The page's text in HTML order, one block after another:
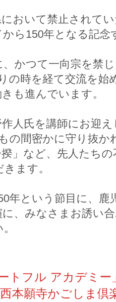
おいて禁止されて
ら150年となる記念
かつて一向宗を禁
の時を経て交流を始
も進んでいます。
人氏を講師にお迎
の間密かに守り抜か
」など、先人たち
ます。
年という節目に、鹿
、みなさまお誘い
トフル アカデミー
本願寺かごしま倶